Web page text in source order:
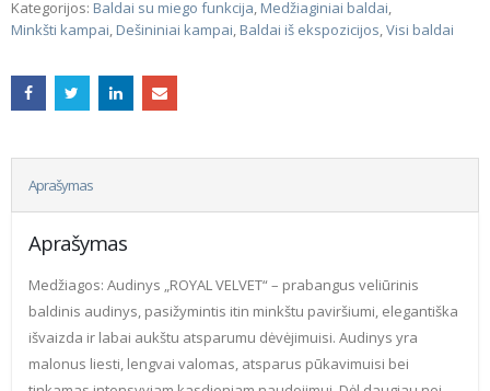
Kategorijos: Baldai su miego funkcija, Medžiaginiai baldai,
Minkšti kampai, Dešininiai kampai, Baldai iš ekspozicijos,Visi baldai
Aprašymas
Aprašymas
Medžiagos: Audinys „ROYAL VELVET“ – prabangus veliūrinis
baldinis audinys, pasižymintis itin minkštu paviršiumi, elegantiška
išvaizda ir labai aukštu atsparumu dėvėjimuisi. Audinys yra
malonus liesti, lengvai valomas, atsparus pūkavimuisi bei